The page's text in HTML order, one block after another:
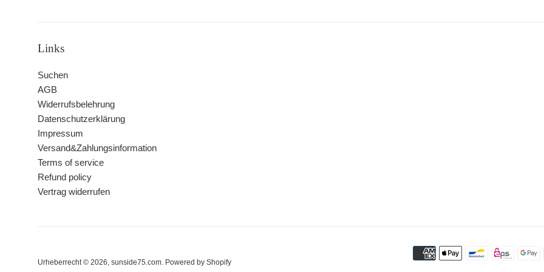
Links
Suchen
AGB
Widerrufsbelehrung
Datenschutzerklärung
Impressum
Versand&Zahlungsinformation
Terms of service
Refund policy
Vertrag widerrufen
Urheberrecht © 2026, sunside75.com . Powered by Shopify